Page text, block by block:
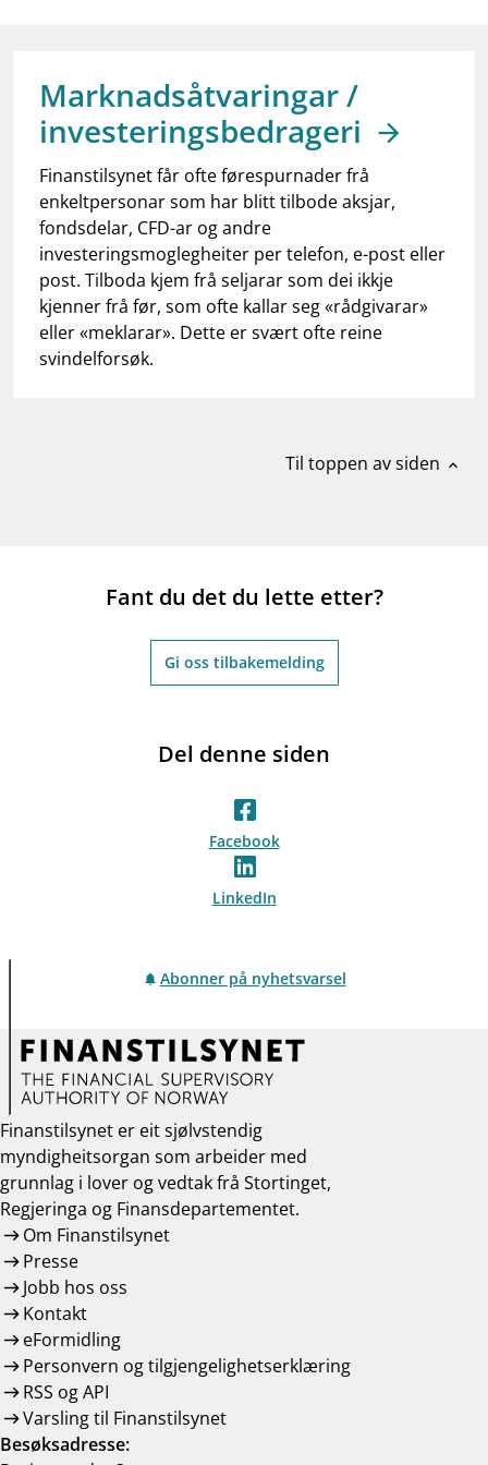
notifications_noneAbonner på nyhetsvarsel
Marknadsåtvaringar /
investeringsbedrageri
Finanstilsynet får ofte førespurnader frå
enkeltpersonar som har blitt tilbode aksjar,
fondsdelar, CFD-ar og andre
investeringsmoglegheiter per telefon, e-post eller
post. Tilboda kjem frå seljarar som dei ikkje
kjenner frå før, som ofte kallar seg «rådgivarar»
eller «meklarar». Dette er svært ofte reine
svindelforsøk.
Til toppen av siden expand_less
Fant du det du lette etter?
Gi oss tilbakemelding
Del denne siden
Facebook
LinkedIn
Abonner på nyhetsvarsel
Finanstilsynet er eit sjølvstendig
myndigheitsorgan som arbeider med
grunnlag i lover og vedtak frå Stortinget,
Regjeringa og Finansdepartementet.
Om Finanstilsynet
Presse
Jobb hos oss
Kontakt
eFormidling
Personvern og tilgjengelighetserklæring
RSS og API
Varsling til Finanstilsynet
Besøksadresse: